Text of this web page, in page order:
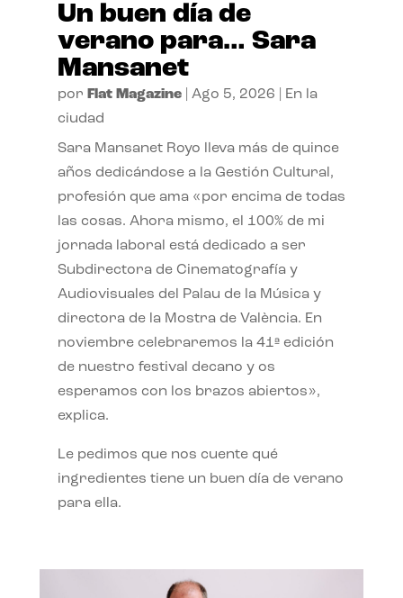
Un buen día de
verano para… Sara
Mansanet
por Flat Magazine| Ago 5, 2026
En la
ciudad
Sara Mansanet Royo lleva más de quince
años dedicándose a la Gestión Cultural,
profesión que ama «por encima de todas
las cosas. Ahora mismo, el 100% de mi
jornada laboral está dedicado a ser
Subdirectora de Cinematografía y
Audiovisuales del Palau de la Música y
directora de la Mostra de València. En
noviembre celebraremos la 41ª edición
de nuestro festival decano y os
esperamos con los brazos abiertos»,
explica.
Le pedimos que nos cuente qué
ingredientes tiene un buen día de verano
para ella.